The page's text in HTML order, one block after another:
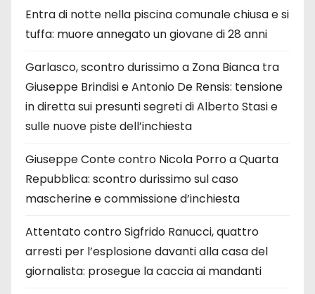
Entra di notte nella piscina comunale chiusa e si
tuffa: muore annegato un giovane di 28 anni
Garlasco, scontro durissimo a Zona Bianca tra
Giuseppe Brindisi e Antonio De Rensis: tensione
in diretta sui presunti segreti di Alberto Stasi e
sulle nuove piste dell’inchiesta
Giuseppe Conte contro Nicola Porro a Quarta
Repubblica: scontro durissimo sul caso
mascherine e commissione d’inchiesta
Attentato contro Sigfrido Ranucci, quattro
arresti per l’esplosione davanti alla casa del
giornalista: prosegue la caccia ai mandanti